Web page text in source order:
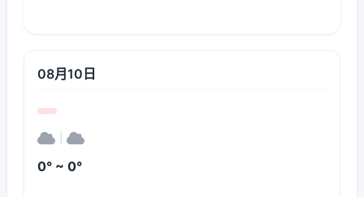
08月10日
0° ~ 0°